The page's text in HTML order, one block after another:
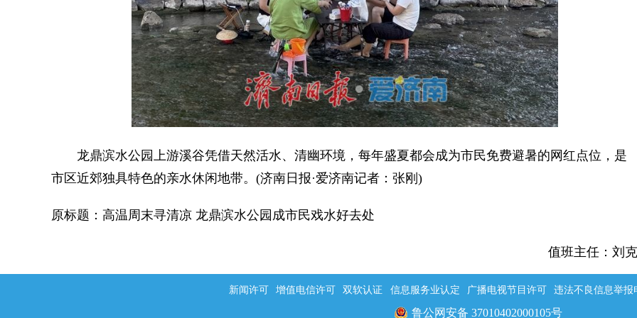
龙鼎滨水公园上游溪谷凭借天然活水、清幽环境，每年盛夏都会成为市民免费避暑的网红点位，是
市区近郊独具特色的亲水休闲地带。(济南日报·爱济南记者：张刚)
原标题：高温周末寻清凉 龙鼎滨水公园成市民戏水好去处
值班主任：刘克
新闻许可 增值电信许可 双软认证 信息服务业认定 广播电视节目许可 违法不良信息举报
鲁公网安备 37010402000105号